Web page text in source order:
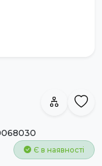
Є в наявності